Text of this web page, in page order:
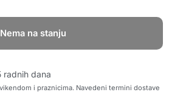
Nema na stanju
radnih dana
i praznicima. Navedeni termini dostave